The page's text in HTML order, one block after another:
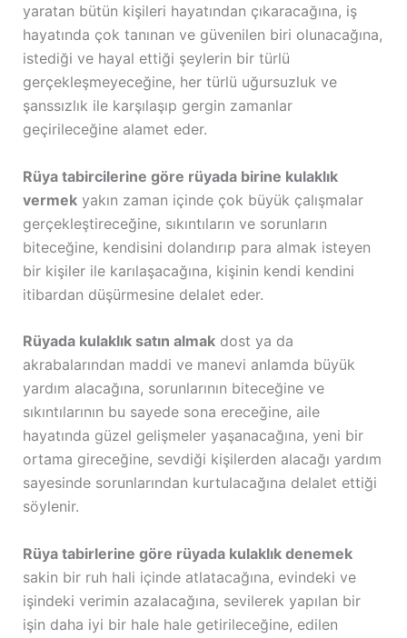
yaratan bütün kişileri hayatından çıkaracağına, iş
hayatında çok tanınan ve güvenilen biri olunacağına,
istediği ve hayal ettiği şeylerin bir türlü
gerçekleşmeyeceğine, her türlü uğursuzluk ve
şanssızlık ile karşılaşıp gergin zamanlar
geçirileceğine alamet eder.
Rüya tabircilerine göre rüyada birine kulaklık
vermekyakın zaman içinde çok büyük çalışmalar
gerçekleştireceğine, sıkıntıların ve sorunların
biteceğine, kendisini dolandırıp para almak isteyen
bir kişiler ile karılaşacağına, kişinin kendi kendini
itibardan düşürmesine delalet eder.
Rüyada kulaklık satın almakdost ya da
akrabalarından maddi ve manevi anlamda büyük
yardım alacağına, sorunlarının biteceğine ve
sıkıntılarının bu sayede sona ereceğine, aile
hayatında güzel gelişmeler yaşanacağına, yeni bir
ortama gireceğine, sevdiği kişilerden alacağı yardım
sayesinde sorunlarından kurtulacağına delalet ettiği
söylenir.
Rüya tabirlerine göre rüyada kulaklık denemek
sakin bir ruh hali içinde atlatacağına, evindeki ve
işindeki verimin azalacağına, sevilerek yapılan bir
işin daha iyi bir hale hale getirileceğine, edilen